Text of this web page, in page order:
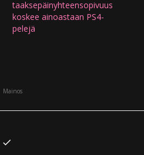
taaksepäinyhteensopivuus
koskee ainoastaan PS4-
pelejä
Mainos